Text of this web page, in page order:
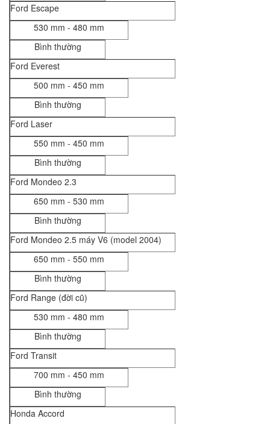
Ford Escape
530 mm - 480 mm
Bình thường
Ford Everest
500 mm - 450 mm
Bình thường
Ford Laser
550 mm - 450 mm
Bình thường
Ford Mondeo 2.3
650 mm - 530 mm
Bình thường
Ford Mondeo 2.5 máy V6 (model 2004)
650 mm - 550 mm
Bình thường
Ford Range (đời cũ)
530 mm - 480 mm
Bình thường
Ford Transit
700 mm - 450 mm
Bình thường
Honda Accord